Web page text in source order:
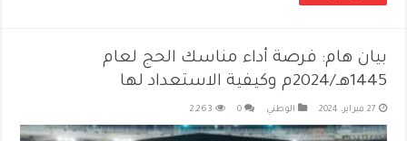
بيان هام: فرصة أداء مناسك الحج لعام
1445هـ/2024م وكيفية الاستعداد لها
27 فبراير، 2024 الوطني 0
2,263